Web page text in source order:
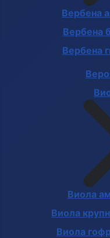
Вербена
Вербена
Вербена
Виола
Виола
Виола